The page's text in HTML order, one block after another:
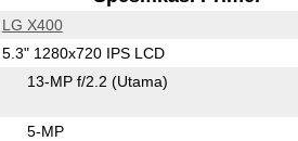
LG X400
5.3" 1280x720 IPS LCD
13-MP f/2.2 (Utama)
5-MP